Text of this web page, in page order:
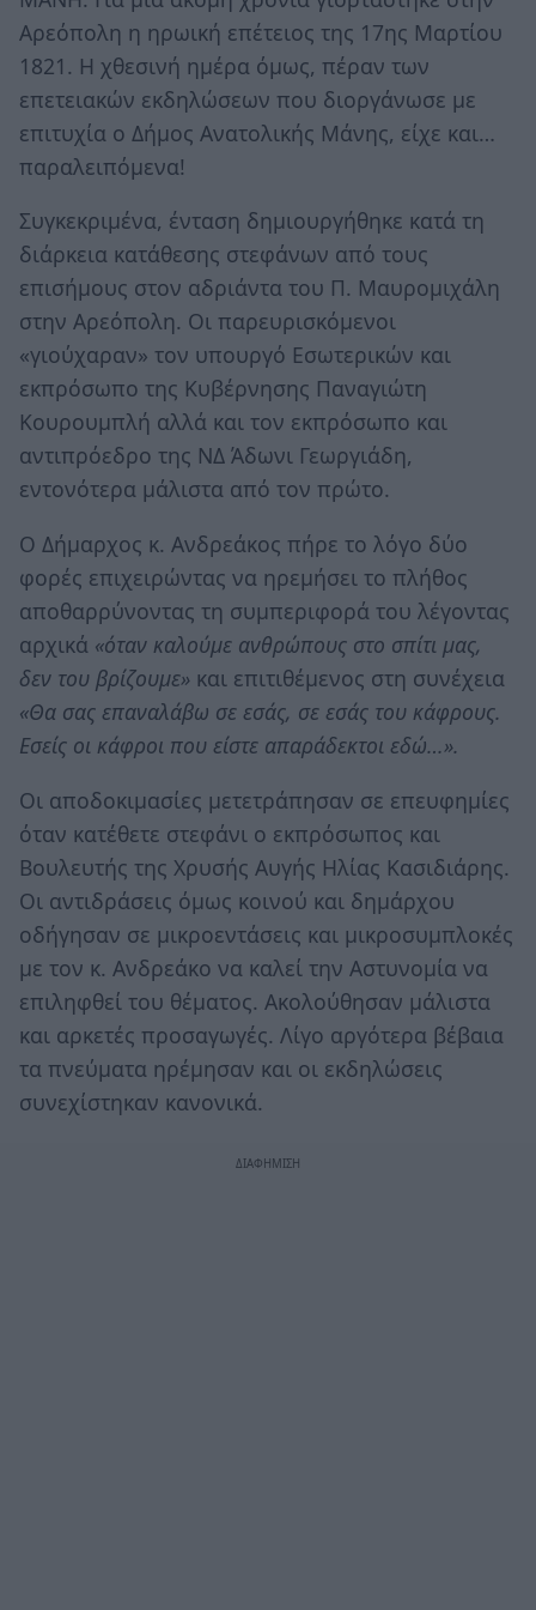
Αρεόπολη η ηρωική επέτειος της 17ης Μαρτίου
1821. Η χθεσινή ημέρα όμως, πέραν των
επετειακών εκδηλώσεων που διοργάνωσε με
επιτυχία ο Δήμος Ανατολικής Μάνης, είχε και…
παραλειπόμενα!
Συγκεκριμένα, ένταση δημιουργήθηκε κατά τη
διάρκεια κατάθεσης στεφάνων από τους
επισήμους στον αδριάντα του Π. Μαυρομιχάλη
στην Αρεόπολη. Οι παρευρισκόμενοι
«γιούχαραν» τον υπουργό Εσωτερικών και
εκπρόσωπο της Κυβέρνησης Παναγιώτη
Κουρουμπλή αλλά και τον εκπρόσωπο και
αντιπρόεδρο της ΝΔ Άδωνι Γεωργιάδη,
εντονότερα μάλιστα από τον πρώτο.
Ο Δήμαρχος κ. Ανδρεάκος πήρε το λόγο δύο
φορές επιχειρώντας να ηρεμήσει το πλήθος
αποθαρρύνοντας τη συμπεριφορά του λέγοντας
αρχικά «όταν καλούμε ανθρώπους στο σπίτι μας,
δεν του βρίζουμε» και επιτιθέμενος στη συνέχεια
«Θα σας επαναλάβω σε εσάς, σε εσάς του κάφρους.
Εσείς οι κάφροι που είστε απαράδεκτοι εδώ…».
Οι αποδοκιμασίες μετετράπησαν σε επευφημίες
όταν κατέθετε στεφάνι ο εκπρόσωπος και
Βουλευτής της Χρυσής Αυγής Ηλίας Κασιδιάρης.
Οι αντιδράσεις όμως κοινού και δημάρχου
οδήγησαν σε μικροεντάσεις και μικροσυμπλοκές
με τον κ. Ανδρεάκο να καλεί την Αστυνομία να
επιληφθεί του θέματος. Ακολούθησαν μάλιστα
και αρκετές προσαγωγές. Λίγο αργότερα βέβαια
τα πνεύματα ηρέμησαν και οι εκδηλώσεις
συνεχίστηκαν κανονικά.